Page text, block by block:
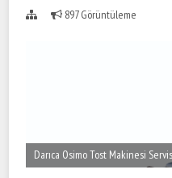
897 Görüntüleme
Darıca Osimo Tost Makinesi